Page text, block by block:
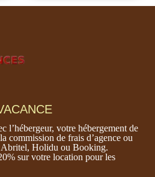
l’hébergeur, votre hébergement de
commission de frais d’agence ou
Holidu ou Booking.
sur votre location pour les